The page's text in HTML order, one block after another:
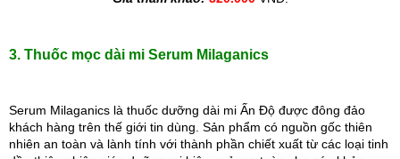
3. Thuốc mọc dài mi Serum Milaganics
Serum Milaganics là thuốc dưỡng dài mi Ấn Độ được đông đảo
khách hàng trên thế giới tin dùng. Sản phẩm có nguồn gốc thiên
nhiên an toàn và lành tính với thành phần chiết xuất từ các loại tinh